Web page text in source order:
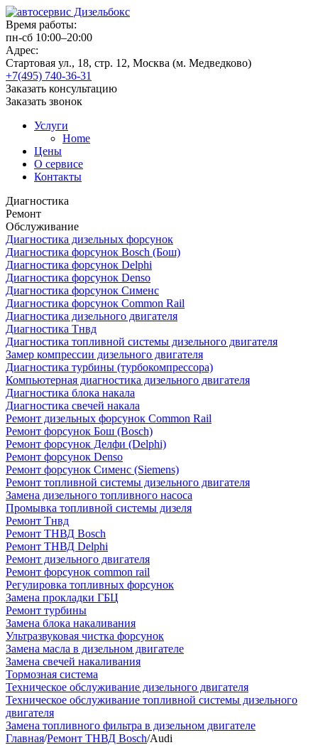
Время работы:
пн-сб 10:00–20:00
Адрес:
Стартовая ул., 18, стр. 12, Москва (м. Медведково)
+7(495) 740-36-31
Заказать консультацию
Заказать звонок
Услуги
Home
Цены
О сервисе
Контакты
Диагностика
Ремонт
Обслуживание
Диагностика дизельных форсунок
Диагностика форсунок Bosch (Бош)
Диагностика форсунок Delphi
Диагностика форсунок Denso
Диагностика форсунок Сименс
Диагностика форсунок Common Rail
Диагностика дизельного двигателя
Диагностика Тнвд
Диагностика топливной системы дизельного двигателя
Замер компрессии дизельного двигателя
Диагностика турбины (турбокомпрессора)
Компьютерная диагностика дизельного двигателя
Диагностика блока накала
Диагностика свечей накала
Ремонт дизельных форсунок Common Rail
Ремонт форсунок Бош (Bosch)
Ремонт форсунок Делфи (Delphi)
Ремонт форсунок Denso
Ремонт форсунок Сименс (Siemens)
Ремонт топливной системы дизельного двигателя
Замена дизельного топливного насоса
Промывка топливной системы дизеля
Ремонт Тнвд
Ремонт ТНВД Bosch
Ремонт ТНВД Delphi
Ремонт дизельного двигателя
Ремонт форсунок common rail
Регулировка топливных форсунок
Замена прокладки ГБЦ
Ремонт турбины
Замена блока накаливания
Ультразвуковая чистка форсунок
Замена масла в дизельном двигателе
Замена свечей накаливания
Тормозная система
Техническое обслуживание дизельного двигателя
Техническое обслуживание топливной системы дизельного
двигателя
Замена топливного фильтра в дизельном двигателе
Главная/Ремонт ТНВД Bosch/Audi